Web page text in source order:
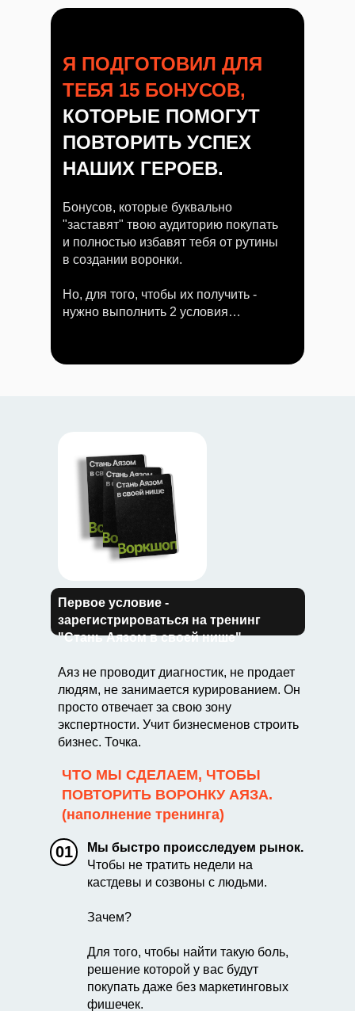
Я ПОДГОТОВИЛ ДЛЯ
ТЕБЯ 15 БОНУСОВ,
КОТОРЫЕ ПОМОГУТ
ПОВТОРИТЬ УСПЕХ
НАШИХ ГЕРОЕВ.
Бонусов, которые буквально
"заставят" твою аудиторию покупать
и полностью избавят тебя от рутины
в создании воронки.
Но, для того, чтобы их получить -
нужно выполнить 2 условия…
01
Мы быстро происследуем рынок.
Чтобы не тратить недели на
кастдевы и созвоны с людьми.
Зачем?
Для того, чтобы найти такую боль,
решение которой у вас будут
покупать даже без маркетинговых
фишечек.
Первое условие -
зарегистрироваться на тренинг
"Стань Аязом в своей нише"
Аяз не проводит диагностик, не продает
людям, не занимается курированием. Он
просто отвечает за свою зону
экспертности. Учит бизнесменов строить
бизнес. Точка.
ЧТО МЫ СДЕЛАЕМ, ЧТОБЫ
ПОВТОРИТЬ ВОРОНКУ АЯЗА.
(наполнение тренинга)